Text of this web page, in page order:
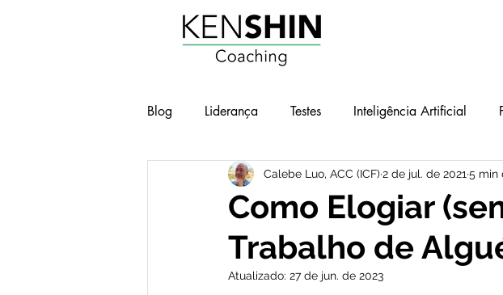
Blog Liderança Testes Inteligência Artificial
Workshops Geek e Pop Acontece Livros
BOT - Brilho nos Olhos no Trabalho Primeiros Passos
Como Elogiar
Trabalho de
Calebe Luo, ACC (ICF) 2 de jul. de 2021 5 min
Atualizado: 27 de jun. de 2023